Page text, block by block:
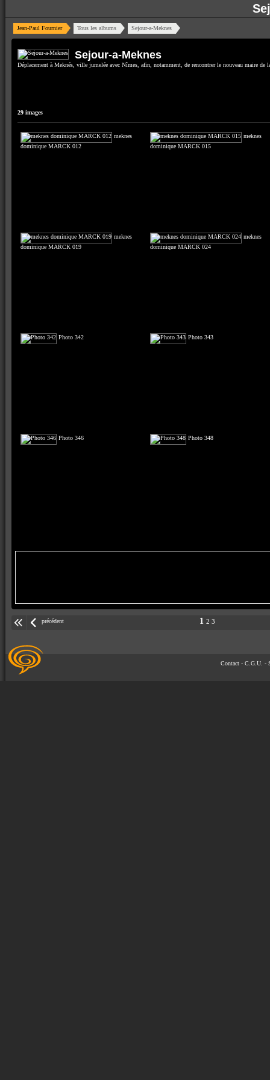
Jean-Paul Fournier Tous les albums Sejour-a-Meknes
Sejour-a-Meknes
Déplacement à Meknés, ville jumelée avec Nîmes, afin, notamment, de rencontrer le nouveau maire de
29 images
meknes
dominique MARCK 012
meknes
dominique MARCK 015
meknes
dominique MARCK 019
meknes
dominique MARCK 024
Photo 342 Photo 343
Photo 346 Photo 348
précédent 1 2 3
Contact- C.G.U. -